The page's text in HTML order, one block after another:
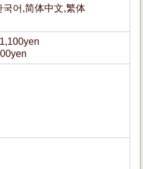
국어,简体中文,繁体